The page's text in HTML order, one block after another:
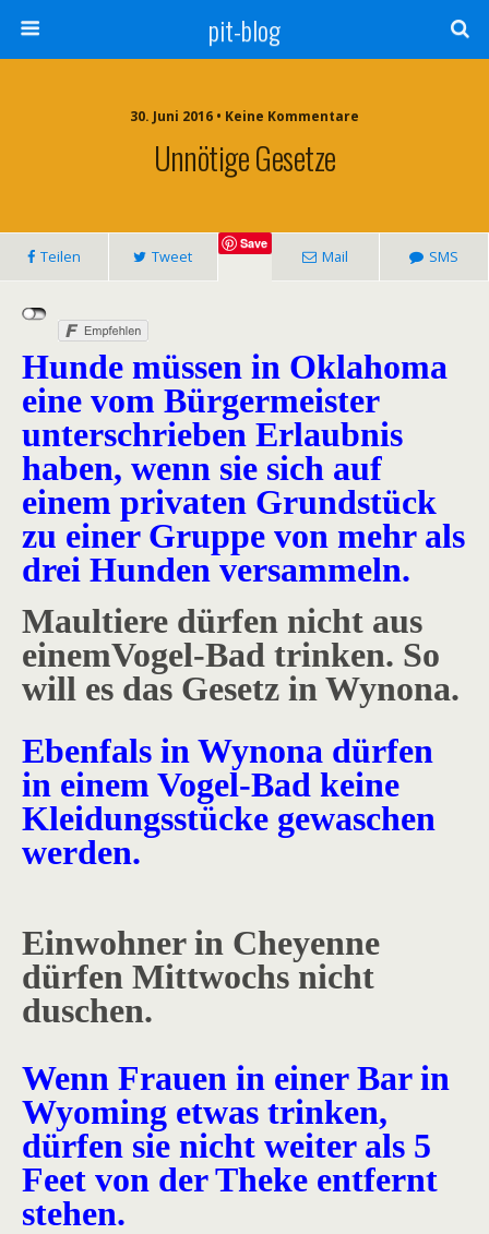
pit-blog
30. Juni 2016 • Keine Kommentare
Unnötige Gesetze
Teilen Tweet
Save
Mail SMS
Hunde müssen in Oklahoma
eine vom Bürgermeister
unterschrieben Erlaubnis
haben, wenn sie sich auf
einem privaten Grundstück
zu einer Gruppe von mehr als
drei Hunden versammeln.
Maultiere dürfen nicht aus
einemVogel-Bad trinken. So
will es das Gesetz in Wynona.
Ebenfals in Wynona dürfen
in einem Vogel-Bad keine
Kleidungsstücke gewaschen
werden.
Einwohner in Cheyenne
dürfen Mittwochs nicht
duschen.
Wenn Frauen in einer Bar in
Wyoming etwas trinken,
dürfen sie nicht weiter als 5
Feet von der Theke entfernt
stehen.